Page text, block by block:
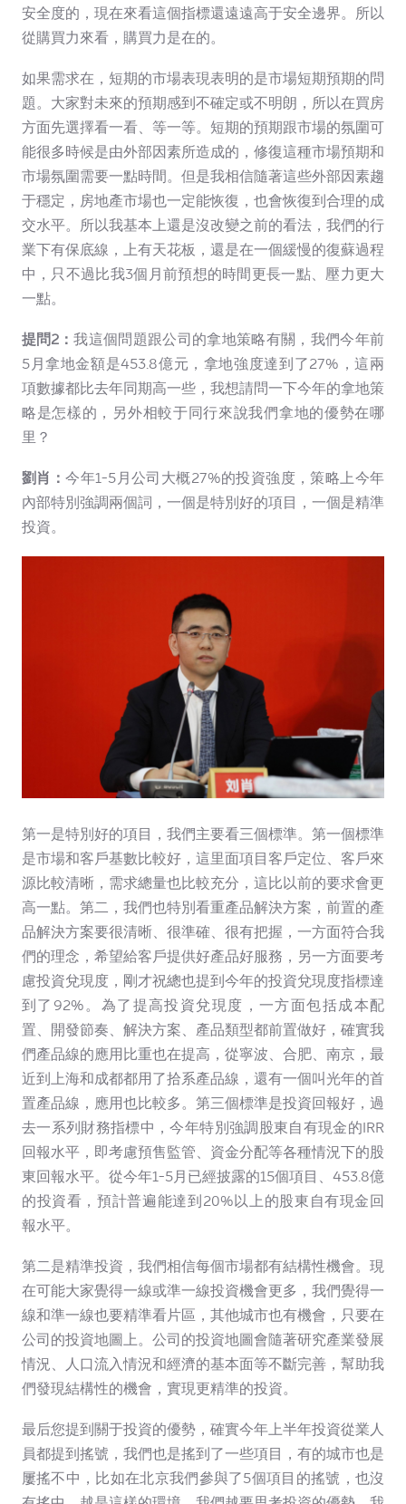
安全度的，現在來看這個指標還遠遠高于安全邊界。所以
從購買力來看，購買力是在的。
如果需求在，短期的市場表現表明的是市場短期預期的問
題。大家對未來的預期感到不確定或不明朗，所以在買房
方面先選擇看一看、等一等。短期的預期跟市場的氛圍可
能很多時候是由外部因素所造成的，修復這種市場預期和
市場氛圍需要一點時間。但是我相信隨著這些外部因素趨
于穩定，房地產市場也一定能恢復，也會恢復到合理的成
交水平。所以我基本上還是沒改變之前的看法，我們的行
業下有保底線，上有天花板，還是在一個緩慢的復蘇過程
中，只不過比我3個月前預想的時間更長一點、壓力更大
一點。
提問2： 我這個問題跟公司的拿地策略有關，我們今年前
5月拿地金額是453.8億元，拿地強度達到了27%，這兩
項數據都比去年同期高一些，我想請問一下今年的拿地策
略是怎樣的，另外相較于同行來說我們拿地的優勢在哪
里？
劉肖： 今年1-5月公司大概27%的投資強度，策略上今年
內部特別強調兩個詞，一個是特別好的項目，一個是精準
投資。
第一是特別好的項目，我們主要看三個標準。第一個標準
是市場和客戶基數比較好，這里面項目客戶定位、客戶來
源比較清晰，需求總量也比較充分，這比以前的要求會更
高一點。第二，我們也特別看重產品解決方案，前置的產
品解決方案要很清晰、很準確、很有把握，一方面符合我
們的理念，希望給客戶提供好產品好服務，另一方面要考
慮投資兌現度，剛才祝總也提到今年的投資兌現度指標達
到了92%。為了提高投資兌現度，一方面包括成本配
置、開發節奏、解決方案、產品類型都前置做好，確實我
們產品線的應用比重也在提高，從寧波、合肥、南京，最
近到上海和成都都用了拾系產品線，還有一個叫光年的首
置產品線，應用也比較多。第三個標準是投資回報好，過
去一系列財務指標中，今年特別強調股東自有現金的IRR
回報水平，即考慮預售監管、資金分配等各種情況下的股
東回報水平。從今年1-5月已經披露的15個項目、453.8億
的投資看，預計普遍能達到20%以上的股東自有現金回
報水平。
第二是精準投資，我們相信每個市場都有結構性機會。現
在可能大家覺得一線或準一線投資機會更多，我們覺得一
線和準一線也要精準看片區，其他城市也有機會，只要在
公司的投資地圖上。公司的投資地圖會隨著研究產業發展
情況、人口流入情況和經濟的基本面等不斷完善，幫助我
們發現結構性的機會，實現更精準的投資。
最后您提到關于投資的優勢，確實今年上半年投資從業人
員都提到搖號，我們也是搖到了一些項目，有的城市也是
屢搖不中，比如在北京我們參與了5個項目的搖號，也沒